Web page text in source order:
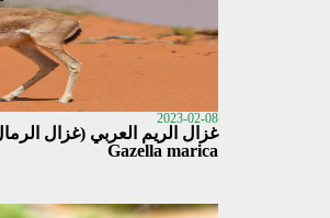
2023-02-08
غزال الريم العربي (غزال
Gazella marica